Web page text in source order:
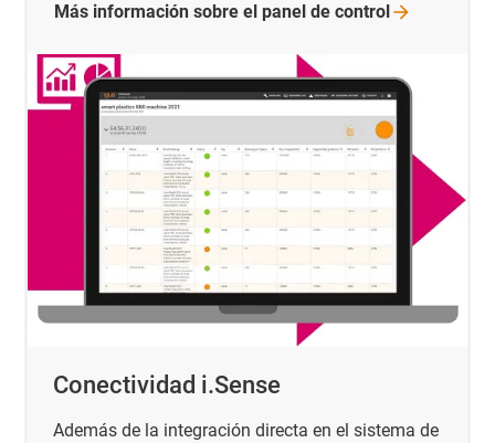
Conectividad i.Sense
Además de la integración directa en el sistema de
Más información sobre el panel de control